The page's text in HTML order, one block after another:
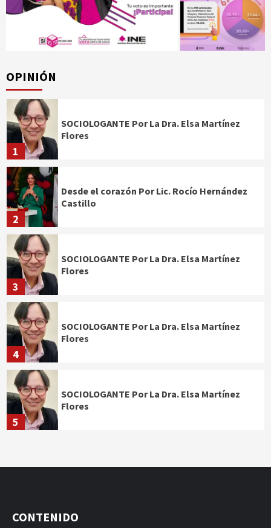
OPINIÓN
1
SOCIOLOGANTE Por La Dra. Elsa Martínez
Flores
2
Desde el corazón Por Lic. Rocío Hernández
Castillo
3
SOCIOLOGANTE Por La Dra. Elsa Martínez
Flores
4
SOCIOLOGANTE Por La Dra. Elsa Martínez
Flores
5
SOCIOLOGANTE Por La Dra. Elsa Martínez
Flores
CONTENIDO